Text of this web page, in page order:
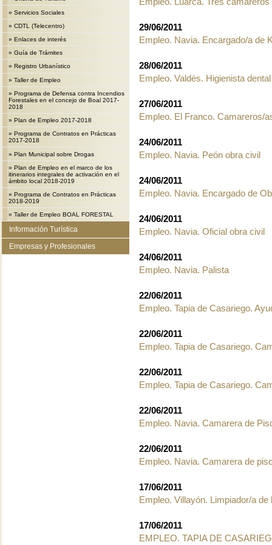
» Servicios Sociales
» CDTL (Telecentro)
» Enlaces de interés
» Guía de Trámites
» Registro Urbanístico
» Taller de Empleo
» Programa de Defensa contra Incendios
Forestales en el concejo de Boal 2017-
2018
» Plan de Empleo 2017-2018
» Programa de Contratos en Prácticas
2017-2018
» Plan Municipal sobre Drogas
» Plan de Empleo en el marco de los
itinerarios integrales de activación en el
ámbito local 2018-2019
» Programa de Contratos en Prácticas
2018-2019
» Taller de Empleo BOAL FORESTAL
Información Turística
Empresas y Profesionales
29/06/2011
Empleo. Navia. Encargado/a de
28/06/2011
Empleo. Valdés. Higienista
27/06/2011
Empleo. El Franco. Camareros/
24/06/2011
Empleo. Navia. Peón obra civil
24/06/2011
Empleo. Navia. Encargado de
24/06/2011
Empleo. Navia. Oficial obra civil
24/06/2011
Empleo. Navia. Palista
22/06/2011
Empleo. Tapia de Casariego.
22/06/2011
Empleo. Tapia de Casariego.
22/06/2011
Empleo. Tapia de Casariego.
22/06/2011
Empleo. Navia. Camarera de
22/06/2011
Empleo. Navia. Camarera de
17/06/2011
Empleo. Villayón. Limpiador/a de
17/06/2011
EMPLEO. TAPIA DE